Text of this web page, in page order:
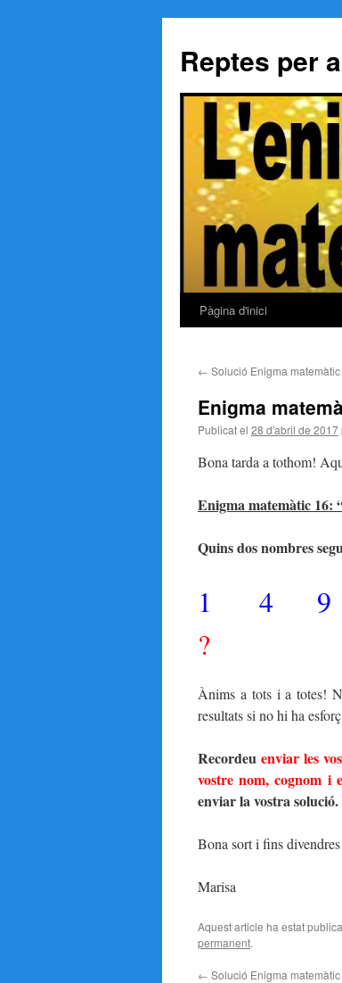
Reptes per
Vés
contingut
Pàgina d'inici
← Solució Enigma matemàtic
Enigma
Publicat el 28 d'abril de 2017
Bona tarda a tothom!
Enigma matemàtic 16:
Quins dos nombres
1 4 9
?
Ànims a tots i a totes!
resultats si no hi ha
Recordeu enviar les
vostre nom, cognom i
enviar la vostra
Bona sort i fins
Marisa
Aquest article ha estat
permanent.
← Solució Enigma matemàtic